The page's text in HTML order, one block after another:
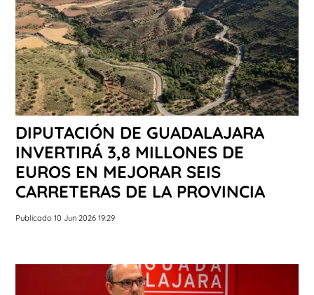
DIPUTACIÓN DE GUADALAJARA
INVERTIRÁ 3,8 MILLONES DE
EUROS EN MEJORAR SEIS
CARRETERAS DE LA PROVINCIA
Publicado 10 Jun 2026 19:29